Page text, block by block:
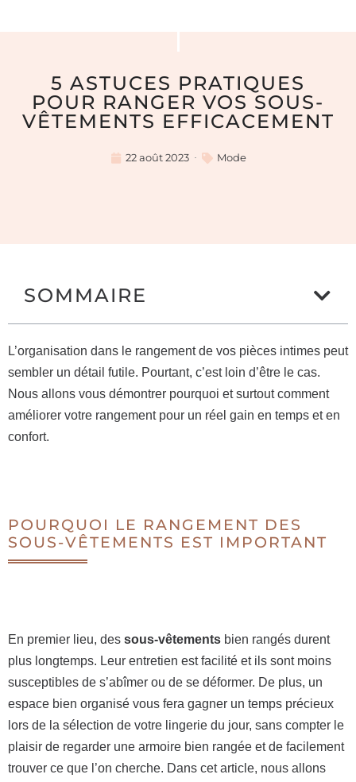
5 ASTUCES PRATIQUES
POUR RANGER VOS SOUS-
VÊTEMENTS EFFICACEMENT
22 août 2023 Mode
SOMMAIRE
L’organisation dans le rangement de vos pièces intimes peut
sembler un détail futile. Pourtant, c’est loin d’être le cas.
Nous allons vous démontrer pourquoi et surtout comment
améliorer votre rangement pour un réel gain en temps et en
confort.
POURQUOI LE RANGEMENT DES
SOUS-VÊTEMENTS EST IMPORTANT
En premier lieu, des sous-vêtements bien rangés durent
plus longtemps. Leur entretien est facilité et ils sont moins
susceptibles de s’abîmer ou de se déformer. De plus, un
espace bien organisé vous fera gagner un temps précieux
lors de la sélection de votre lingerie du jour, sans compter le
plaisir de regarder une armoire bien rangée et de facilement
trouver ce que l’on cherche. Dans cet article, nous allons